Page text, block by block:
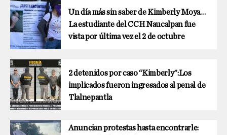
Un día más sin saber de Kimberly Moya…
La estudiante del CCH Naucalpan fue
vista por última vez el 2 de octubre
2 detenidos por caso “Kimberly”:Los
implicados fueron ingresados al penal de
Tlalnepantla
Anuncian protestas hasta encontrarle: